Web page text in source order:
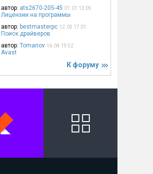
автор: ats2670-205-45 01.01 13:05
Лицензии на программы
автор: bestmasterpc 12.05 17:01
Поиск драйверов
автор: Tomanov 16.04 19:52
Avast
К форуму